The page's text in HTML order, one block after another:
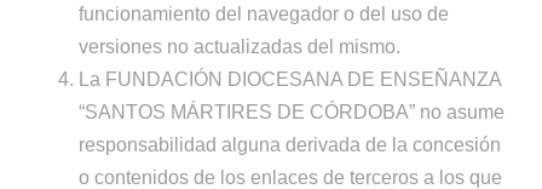
funcionamiento del navegador o del uso de
versiones no actualizadas del mismo.
La FUNDACIÓN DIOCESANA DE ENSEÑANZA
“SANTOS MÁRTIRES DE CÓRDOBA” no asume
responsabilidad alguna derivada de la concesión
o contenidos de los enlaces de terceros a los que